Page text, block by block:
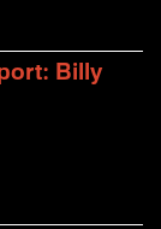
Billy